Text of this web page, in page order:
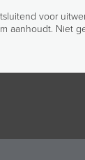
Benzylvoor
aanhoudt. Niet